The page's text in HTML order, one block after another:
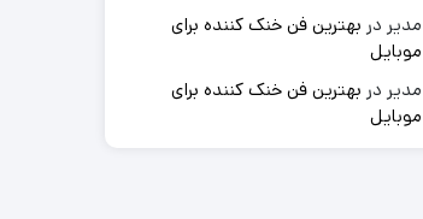
مدیر در بهترین فن خنک کننده برای
موبایل
مدیر در بهترین فن خنک کننده برای
موبایل